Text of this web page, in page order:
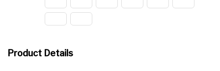
Product Details